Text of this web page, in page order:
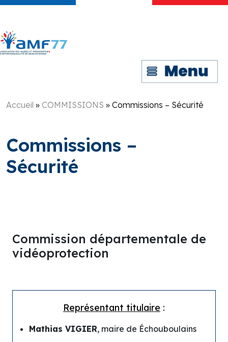
Accueil » COMMISSIONS » Commissions – Sécurité
Commissions –
Sécurité
Commission départementale de
vidéoprotection
Représentant titulaire :
Mathias VIGIER, maire de Échouboulains